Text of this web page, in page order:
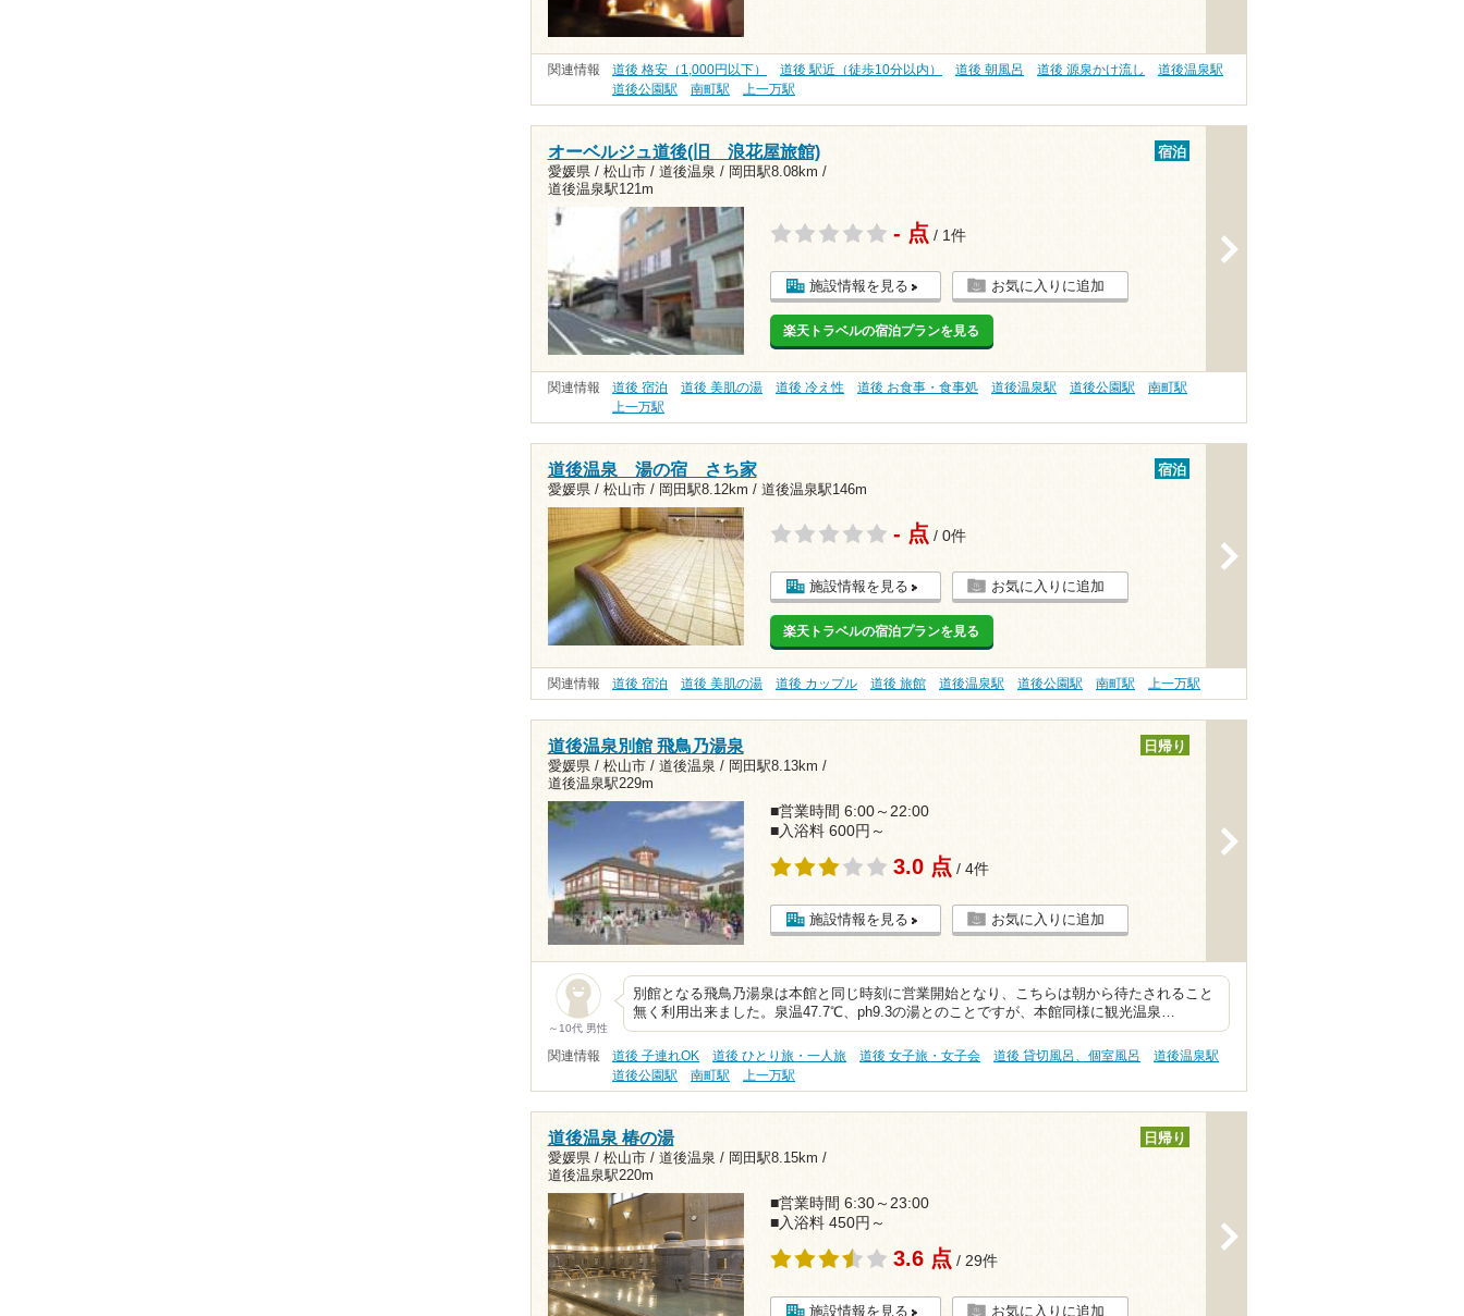
関連情報 道後 格安（1,000円以下） 道後 駅近（徒歩10分以内） 道後 朝風呂 道後 源泉かけ流し
道後温泉駅
道後公園駅
南町駅 上一万駅
オーベルジュ道後(旧 浪花屋旅館)
愛媛県 / 松山市 / 道後温泉 / 岡田駅8.08km /
道後温泉駅121m
宿泊
- 点 / 1件
施設情報を見る お気に入りに追加
楽天トラベルの宿泊プランを見る
関連情報 道後 宿泊 道後 美肌の湯 道後 冷え性 道後 お食事・食事処 道後温泉駅 道後公園駅
南町駅
上一万駅
道後温泉 湯の宿 さち家
愛媛県 / 松山市 / 岡田駅8.12km / 道後温泉駅146m
宿泊
- 点 / 0件
施設情報を見る お気に入りに追加
楽天トラベルの宿泊プランを見る
関連情報 道後 宿泊 道後 美肌の湯 道後 カップル 道後 旅館 道後温泉駅 道後公園駅 南町駅 上一万駅
道後温泉別館 飛鳥乃湯泉
愛媛県 / 松山市 / 道後温泉 / 岡田駅8.13km /
道後温泉駅229m
日帰り
■営業時間 6:00～22:00
■入浴料 600円～
3.0 点 / 4件
施設情報を見る お気に入りに追加
～10代 男性
別館となる飛鳥乃湯泉は本館と同じ時刻に営業開始となり、こちらは朝から待たされること
無く利用出来ました。泉温47.7℃、ph9.3の湯とのことですが、本館同様に観光温泉…
関連情報 道後 子連れOK 道後 ひとり旅・一人旅 道後 女子旅・女子会 道後 貸切風呂、個室風呂
道後温泉駅
道後公園駅
南町駅 上一万駅
道後温泉 椿の湯
愛媛県 / 松山市 / 道後温泉 / 岡田駅8.15km /
道後温泉駅220m
日帰り
■営業時間 6:30～23:00
■入浴料 450円～
3.6 点 / 29件
施設情報を見る お気に入りに追加